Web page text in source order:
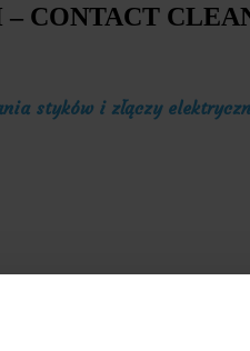
CONTACT
styków i złączy